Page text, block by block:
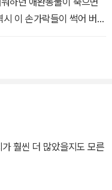
시 이 손가락들이 썩어 버리
훨씬 더 많았을지도 모른